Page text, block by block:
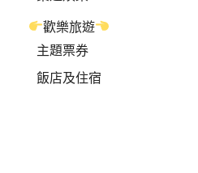
歡樂旅遊
主題票券
飯店及住宿